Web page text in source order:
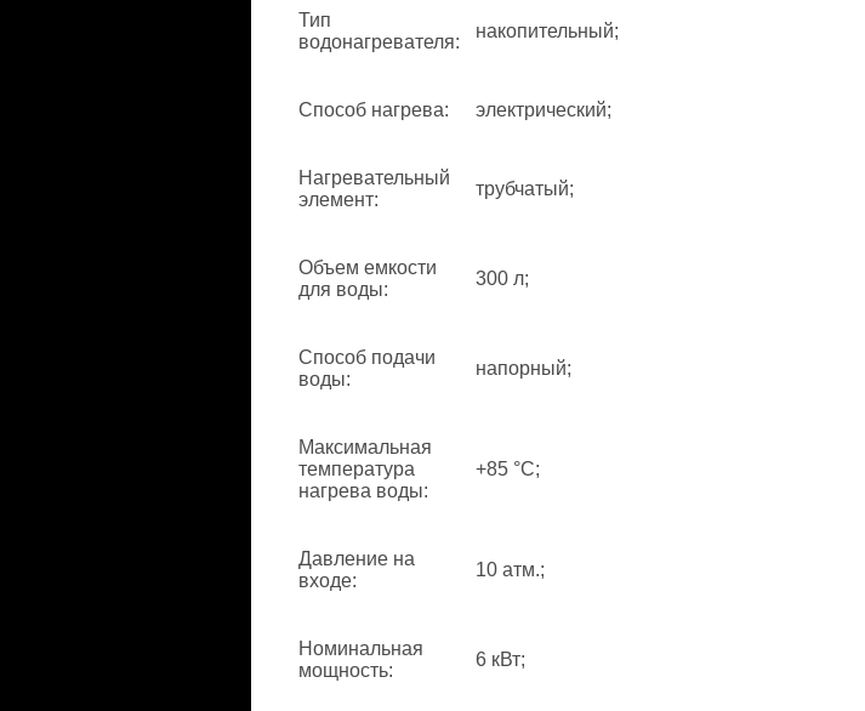
Тип
водонагревателя:
накопительный;
Способ нагрева: электрический;
Нагревательный
элемент:
трубчатый;
Объем емкости
для воды:
300 л;
Способ подачи
воды:
напорный;
Максимальная
температура
нагрева воды:
+85 °С;
Давление на
входе:
10 атм.;
Номинальная
мощность:
6 кВт;